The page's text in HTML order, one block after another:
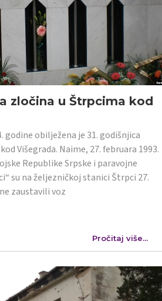
zločina u Štrpcima kod
godine obilježena je 31. godišnjica
Višegrada. Naime, 27. februara 1993.
Republike Srpske i paravojne
su na željezničkoj stanici Štrpci 27.
zaustavili voz
Pročitaj više...